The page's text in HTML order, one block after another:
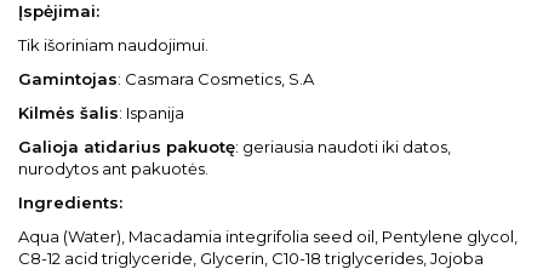
Įspėjimai:
Tik išoriniam naudojimui.
Gamintojas: Casmara Cosmetics, S.A
Kilmės šalis: Ispanija
Galioja atidarius pakuotę: geriausia naudoti iki datos,
nurodytos ant pakuotės.
Ingredients:
Aqua (Water), Macadamia integrifolia seed oil, Pentylene glycol,
C8-12 acid triglyceride, Glycerin, C10-18 triglycerides, Jojoba